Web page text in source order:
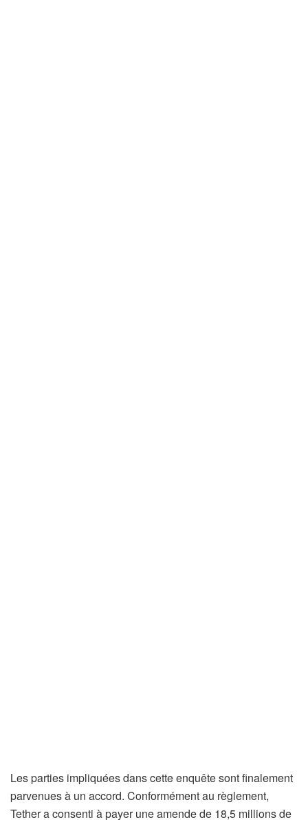
Les parties impliquées dans cette enquête sont finalement
parvenues à un accord. Conformément au règlement,
Tether a consenti à payer une amende de 18,5 millions de